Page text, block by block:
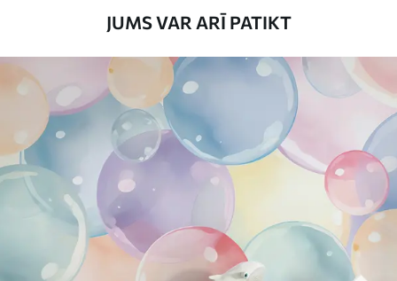
Viengabala lietojums
Pieejamie materiāli
45 27.00 /m²
Premium
34 .00
JUMS VAR ARĪ PATIKT